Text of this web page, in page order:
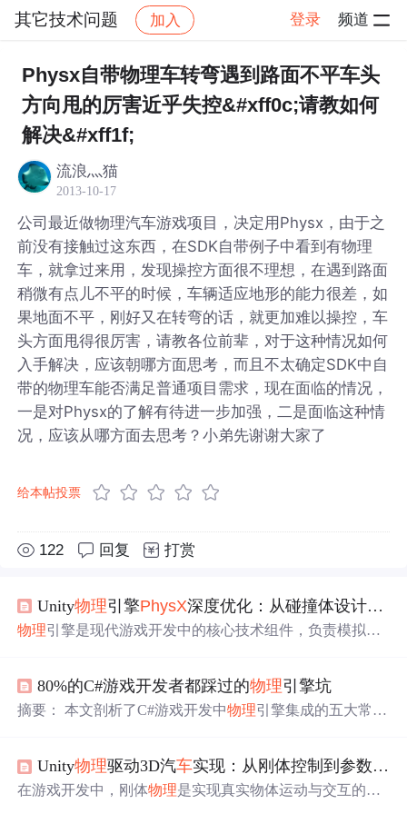
其它技术问题 加入 登录 频道
社区 其它技术问题 帖子详情
Physx自带物理车转弯遇到路面不平车头
方向甩的厉害近乎失控&#xff0c;请教如何
解决&#xff1f;
流浪灬猫
2013-10-17
公司最近做物理汽车游戏项目，决定用Physx，由于之
前没有接触过这东西，在SDK自带例子中看到有物理
车，就拿过来用，发现操控方面很不理想，在遇到路面
稍微有点儿不平的时候，车辆适应地形的能力很差，如
果地面不平，刚好又在转弯的话，就更加难以操控，车
头方面甩得很厉害，请教各位前辈，对于这种情况如何
入手解决，应该朝哪方面思考，而且不太确定SDK中自
带的物理车能否满足普通项目需求，现在面临的情况，
一是对Physx的了解有待进一步加强，二是面临这种情
况，应该从哪方面去思考？小弟先谢谢大家了
给本帖投票
122 回复 打赏
Unity物理引擎PhysX深度优化：从碰撞体设计到性能调优实战
物理引擎是现代游戏开发中的核心技术组件，负责模拟物
拟 物理世界。在游戏开发中，物理引擎的技术价值在于为
交互提供真实感与沉浸感，广泛应用于角色控制、物体交
文聚焦于PhysX的碰撞体优化与性能调优，通过分析宽相
位检测与窄相位检测机制，结合刚体休眠与查询优化等实
战技巧，帮助开发者 解决同屏物体过多、角色移动抖动等
80%的C#游戏开发者都踩过的物理引擎坑
摘要： 本文剖析了C#游戏开发中物理引擎集成的五大常见
间步长以及刚体参数设置不完整。通过代码案例对比，文
章揭示了正确配置方法，如动态调整碰撞检测精度、基于F
Unity物理驱动3D汽车实现：从刚体控制到参数调优
在游戏开发中，刚体物理是实现真实物体运动与交互的核